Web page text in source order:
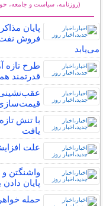
(روزنامه، سیاست و جامعه،
پایان
فروش
می‌یابد
طرح تازه
قدرتمند
عقب‌نشینی
قیمت‌سازی
با تنش
یافت
علت افزایش ۵۰ درصدی قیمت
واشنگتن
پایان
حمله